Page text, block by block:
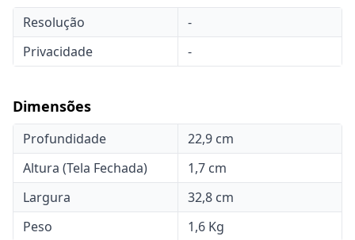
Resolução
-
Privacidade
-
Dimensões
Profundidade
22,9 cm
Altura (Tela Fechada)
1,7 cm
Largura
32,8 cm
Peso
1,6 Kg